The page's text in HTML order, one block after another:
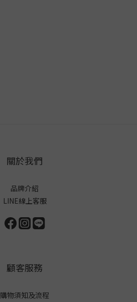
關於我們
品牌介紹
LINE線上客服
顧客服務
購物須知及流程